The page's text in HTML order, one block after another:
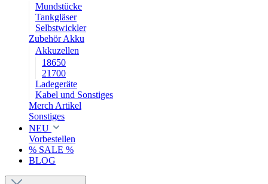
Mundstücke
Tankgläser
Selbstwickler
Zubehör Akku
Akkuzellen
18650
21700
Ladegeräte
Kabel und Sonstiges
Merch Artikel
Sonstiges
NEU
Vorbestellen
% SALE %
BLOG